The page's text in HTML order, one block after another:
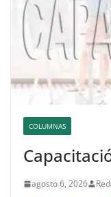
COLUMNAS
agosto 6, 2026